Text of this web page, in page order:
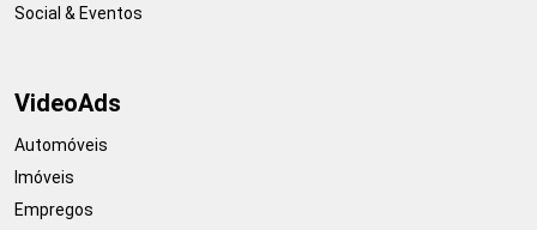
Social & Eventos
VideoAds
Automóveis
Imóveis
Empregos